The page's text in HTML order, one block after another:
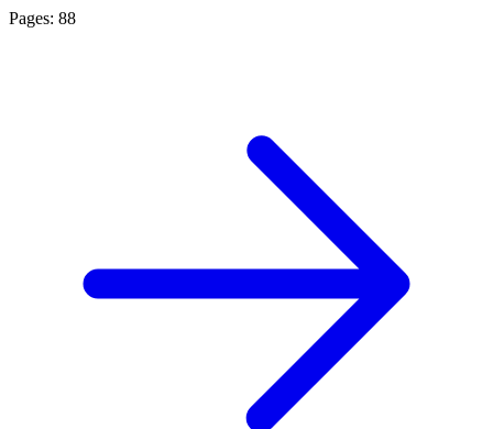
Pages: 88